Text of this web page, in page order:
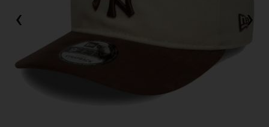
‹ ›